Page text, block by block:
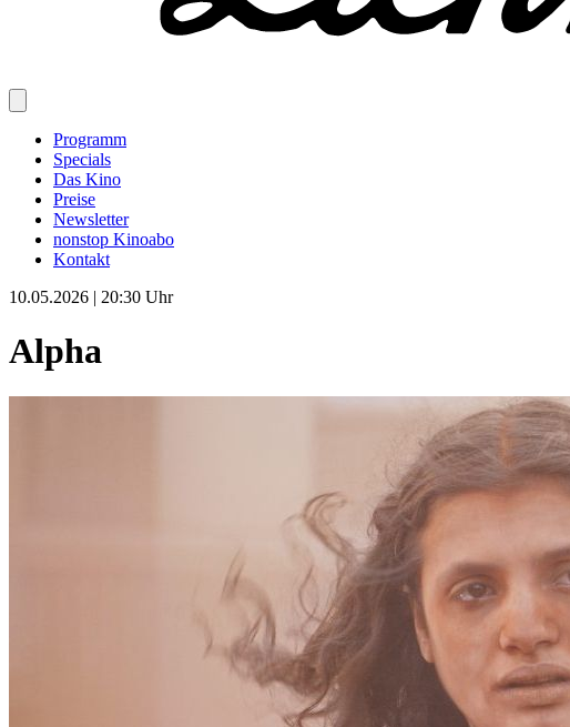
Programm
Specials
Das Kino
Preise
Newsletter
nonstop Kinoabo
Kontakt
10.05.2026 | 20:30 Uhr
Alpha